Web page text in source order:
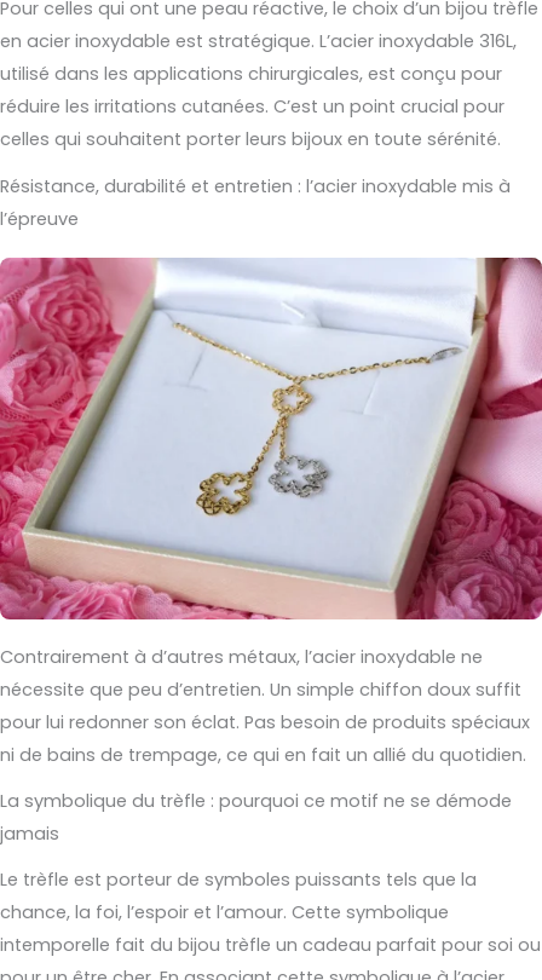
Pour celles qui ont une peau réactive, le choix d’un bijou trèfle
en acier inoxydable est stratégique. L’acier inoxydable 316L,
utilisé dans les applications chirurgicales, est conçu pour
réduire les irritations cutanées. C’est un point crucial pour
celles qui souhaitent porter leurs bijoux en toute sérénité.
Résistance, durabilité et entretien : l’acier inoxydable mis à
l’épreuve
Contrairement à d’autres métaux, l’acier inoxydable ne
nécessite que peu d’entretien. Un simple chiffon doux suffit
pour lui redonner son éclat. Pas besoin de produits spéciaux
ni de bains de trempage, ce qui en fait un allié du quotidien.
La symbolique du trèfle : pourquoi ce motif ne se démode
jamais
Le trèfle est porteur de symboles puissants tels que la
chance, la foi, l’espoir et l’amour. Cette symbolique
intemporelle fait du bijou trèfle un cadeau parfait pour soi ou